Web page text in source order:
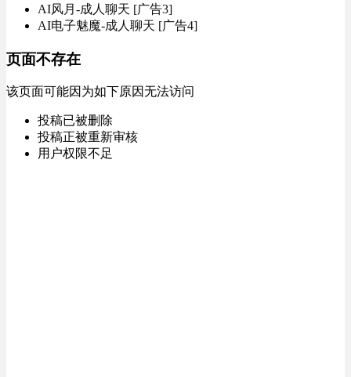
AI风月-成人聊天 [广告3]
AI电子魅魔-成人聊天 [广告4]
页面不存在
该页面可能因为如下原因无法访问
投稿已被删除
投稿正被重新审核
用户权限不足